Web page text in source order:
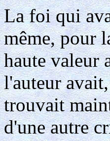
La foi qui
même, pour
haute valeur
l'auteur
trouvait
d'une autre